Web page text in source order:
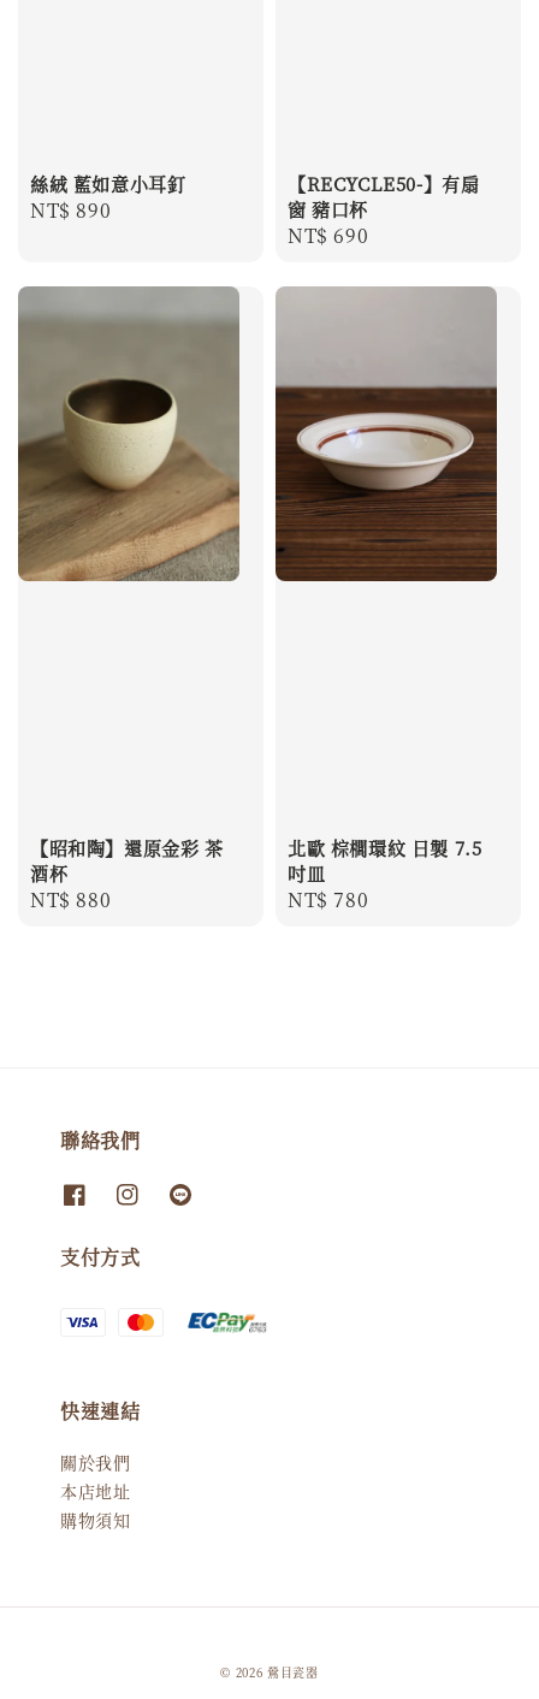
絲絨 藍如意小耳釘
Regular
NT$ 890
【RECYCLE50-】有扇
窗 豬口杯
Regular
NT$ 690
【昭和陶】還原金彩 茶
酒杯
Regular
NT$ 880
北歐 棕櫚環紋 日製 7.5
吋皿
Regular
NT$ 780
聯絡我們
支付方式
快速連結
關於我們
本店地址
購物須知
© 2026 鶯目瓷器